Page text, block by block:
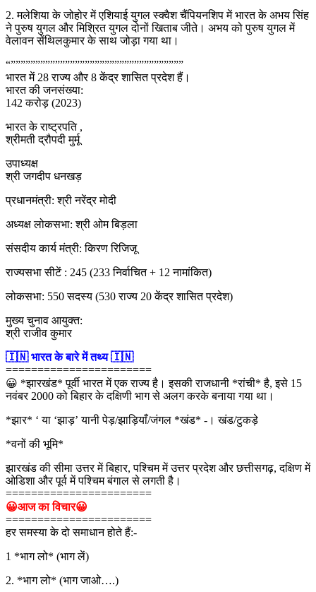
2. मलेशिया के जोहोर में एशियाई युगल स्क्वैश चैंपियनशिप में भारत के अभय सिंह
ने पुरुष युगल और मिश्रित युगल दोनों खिताब जीते। अभय को पुरुष युगल में
वेलावन सेंथिलकुमार के साथ जोड़ा गया था।
“”””””””””””””””””””””””””””””””””””
भारत में 28 राज्य और 8 केंद्र शासित प्रदेश हैं।
भारत की जनसंख्या:
142 करोड़ (2023)
भारत के राष्ट्रपति ,
श्रीमती द्रौपदी मुर्मू
उपाध्यक्ष
श्री जगदीप धनखड़
प्रधानमंत्री: श्री नरेंद्र मोदी
अध्यक्ष लोकसभा: श्री ओम बिड़ला
संसदीय कार्य मंत्री: किरण रिजिजू
राज्यसभा सीटें : 245 (233 निर्वाचित + 12 नामांकित)
लोकसभा: 550 सदस्य (530 राज्य 20 केंद्र शासित प्रदेश)
मुख्य चुनाव आयुक्त:
श्री राजीव कुमार
🇮🇳 भारत के बारे में तथ्य 🇮🇳
=======================
😀 *झारखंड* पूर्वी भारत में एक राज्य है। इसकी राजधानी *रांची* है, इसे 15
नवंबर 2000 को बिहार के दक्षिणी भाग से अलग करके बनाया गया था।
*झार* ‘ या ‘झाड़’ यानी पेड़/झाड़ियाँ/जंगल *खंड* -। खंड/टुकड़े
*वनों की भूमि*
झारखंड की सीमा उत्तर में बिहार, पश्चिम में उत्तर प्रदेश और छत्तीसगढ़, दक्षिण में
ओडिशा और पूर्व में पश्चिम बंगाल से लगती है।
=======================
😀आज का विचार😀
=======================
हर समस्या के दो समाधान होते हैं:-
1 *भाग लो* (भाग लें)
2. *भाग लो* (भाग जाओ….)